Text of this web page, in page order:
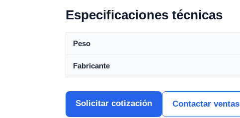
Especificaciones técnicas
Peso
Fabricante
Solicitar cotización Contactar ventas